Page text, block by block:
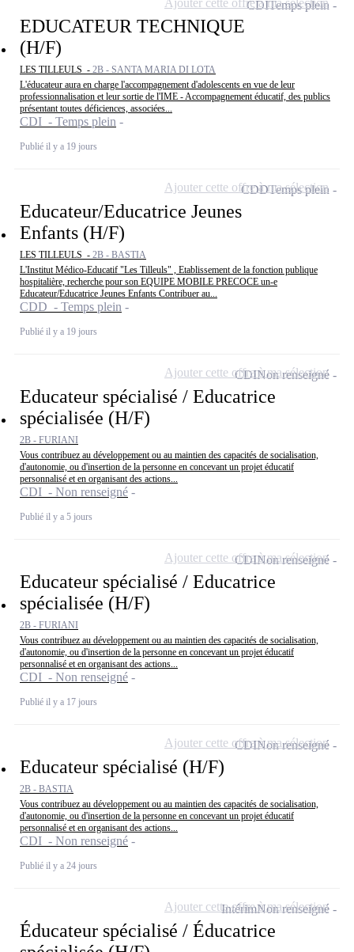
EDUCATEUR TECHNIQUE
(H/F)
LES TILLEULS - 2B - SANTA MARIA DI LOTA
L'éducateur aura en charge l'accompagnement d'adolescents en vue de leur
professionnalisation et leur sortie de l'IME - Accompagnement éducatif, des publics
présentant toutes déficiences, associées...
CDI - Temps plein
Publié il y a 19 jours
CDITemps plein
Educateur/Educatrice Jeunes
Enfants (H/F)
LES TILLEULS - 2B - BASTIA
L'Institut Médico-Educatif "Les Tilleuls" , Etablissement de la fonction publique
hospitalière, recherche pour son EQUIPE MOBILE PRECOCE un-e
Educateur/Educatrice Jeunes Enfants Contribuer au...
CDD - Temps plein
Publié il y a 19 jours
CDDTemps plein
Ajouter cette offre à ma sélection
Educateur spécialisé / Educatrice
spécialisée (H/F)
2B - FURIANI
Vous contribuez au développement ou au maintien des capacités de socialisation,
d'autonomie, ou d'insertion de la personne en concevant un projet éducatif
personnalisé et en organisant des actions...
CDI - Non renseigné
Publié il y a 5 jours
CDINon renseigné
Ajouter cette offre à ma sélection
Educateur spécialisé / Educatrice
spécialisée (H/F)
2B - FURIANI
Vous contribuez au développement ou au maintien des capacités de socialisation,
d'autonomie, ou d'insertion de la personne en concevant un projet éducatif
personnalisé et en organisant des actions...
CDI - Non renseigné
Publié il y a 17 jours
CDINon renseigné
Ajouter cette offre à ma sélection
Educateur spécialisé (H/F)
2B - BASTIA
Vous contribuez au développement ou au maintien des capacités de socialisation,
d'autonomie, ou d'insertion de la personne en concevant un projet éducatif
personnalisé et en organisant des actions...
CDI - Non renseigné
Publié il y a 24 jours
CDINon renseigné
Ajouter cette offre à ma sélection
Éducateur spécialisé / Éducatrice
IntérimNon renseigné
Ajouter cette offre à ma sélection